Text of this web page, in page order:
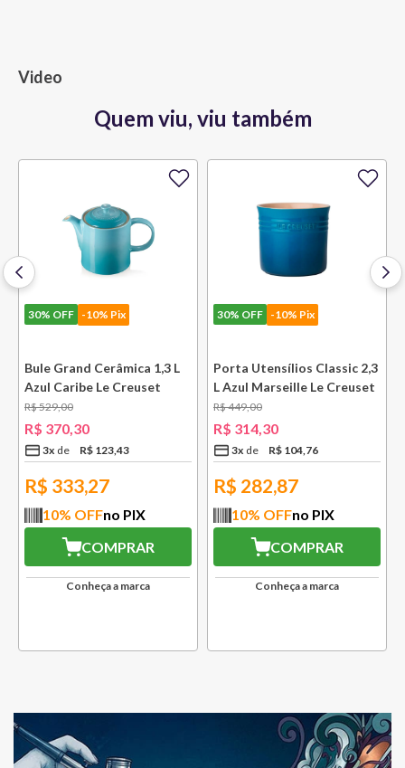
Video
Quem viu, viu também
30% OFF -10% Pix
Bule Grand Cerâmica 1,3 L
Azul Caribe Le Creuset
R$529,00
R$ 370,30
3x R$ 123,43
R$ 333,27
10% OFFno PIX
COMPRAR
Conheça a marca
30% OFF -10% Pix
Porta Utensílios Classic 2,3
L Azul Marseille Le Creuset
R$449,00
R$ 314,30
3x R$ 104,76
R$ 282,87
10% OFFno PIX
COMPRAR
Conheça a marca